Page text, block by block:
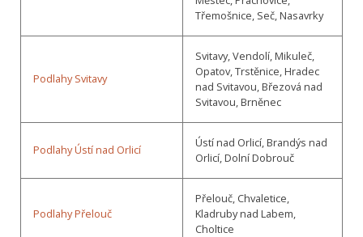
Třemošnice, Seč, Nasavrky
Podlahy Svitavy
Svitavy, Vendolí, Mikuleč,
Opatov, Trstěnice, Hradec
nad Svitavou, Březová nad
Svitavou, Brněnec
Podlahy Ústí nad Orlicí
Ústí nad Orlicí, Brandýs nad
Orlicí, Dolní Dobrouč
Podlahy Přelouč
Přelouč, Chvaletice,
Kladruby nad Labem,
Choltice